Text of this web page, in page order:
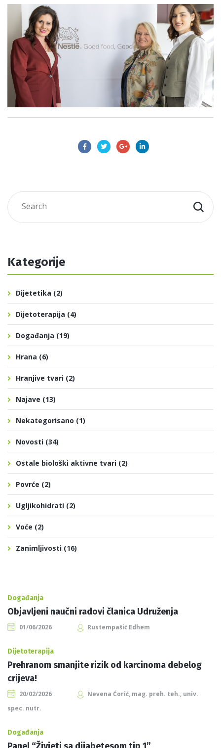
Kategorije
Dijetetika (2)
Dijetoterapija (4)
Događanja (19)
Hrana (6)
Hranjive tvari (2)
Najave (13)
Nekategorisano (1)
Novosti (34)
Ostale biološki aktivne tvari (2)
Povrće (2)
Ugljikohidrati (2)
Voće (2)
Zanimljivosti (16)
Događanja
Objavljeni naučni radovi članica Udruženja
01/06/2026 Rustempašić Edhem
Dijetoterapija
Prehranom smanjite rizik od karcinoma debelog
crijeva!
20/02/2026
Nevena Ćorić, mag. preh. teh., univ.
spec. nutr.
Događanja
Panel “Živjeti sa dijabetesom tip 1”